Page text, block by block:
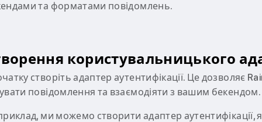
та форматами повідомлень.
користувальницького
створіть адаптер аутентифікації. Це дозволяє
повідомлення та взаємодіяти з вашим бекендом.
ми можемо створити адаптер аутентифікації,